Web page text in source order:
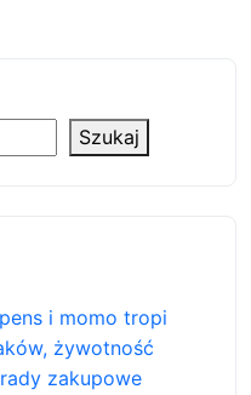
Szukaj
i momo tropi
żywotność
zakupowe